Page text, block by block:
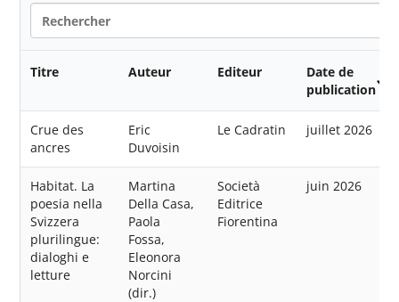
Titre Auteur Editeur
Date de
publication
Crue des
ancres
Eric
Duvoisin
Le Cadratin juillet 2026
Habitat. La
poesia nella
Svizzera
plurilingue:
dialoghi e
letture
Martina
Della Casa,
Paola
Fossa,
Eleonora
Norcini
(dir.)
Società
Editrice
Fiorentina
juin 2026